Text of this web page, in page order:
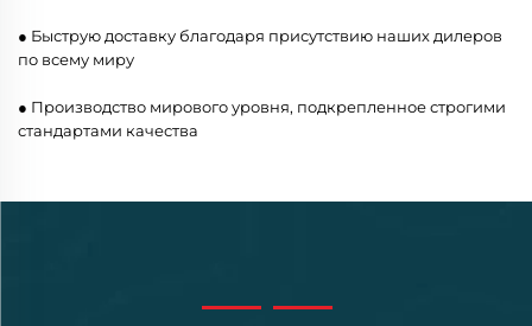
● Быструю доставку благодаря присутствию наших дилеров
по всему миру
● Производство мирового уровня, подкрепленное строгими
стандартами качества